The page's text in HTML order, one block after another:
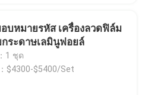
บหมายรหัส เครื่องลวดฟิล์ม
ระดาษเลมินูฟอยล์
1 ชุด
$4300-$5400/Set